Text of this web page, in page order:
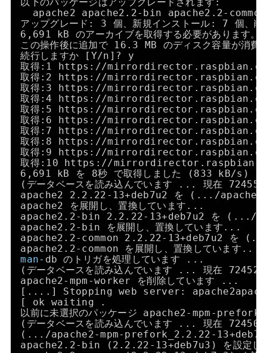
apache2 apache2.2-bin apache2.2-common
アップグレード: 3 個、新規インストール: 7 個、
6,691 kB のアーカイブを取得する必要があります。
この操作後に追加で 16.3 MB のディスク容量が消費
続行しますか [Y/n ]? y
取得:1 https: //mirrordirector
取得:2 https: //mirrordirector
取得:3 https: //mirrordirector
取得:4 https: //mirrordirector
取得:5 https: //mirrordirector
取得:6 https: //mirrordirector
取得:7 https: //mirrordirector
取得:8 https: //mirrordirector
取得:9 https: //mirrordirector
取得:10 https: //mirrordirector
6,691 kB を 8秒 で取得しました (833 kB/s )
(データベースを読み込んでいます ... 現在 72455
apache2 2.2.22-13+deb7u2 を (... /
apache2 を展開し、置換しています...
apache2.2-bin 2.2.22-13+deb7u2 を (... /
apache2.2-bin を展開し、置換しています...
apache2.2-common 2.2.22-13+deb7u2 を
apache2.2-common を展開し、置換しています...
man-db のトリガを処理しています ...
(データベースを読み込んでいます ... 現在 72452
apache2-mpm-worker を削除しています ...
[....] Stopping web server:
[ ok waiting .
以前に未選択のパッケージ apache2-mpm-prefork
(データベースを読み込んでいます ... 現在 72450
(... /apache2-mpm-prefork_2 .2.22-
apache2.2-bin (2.2.22-13+deb7u3) を設定し